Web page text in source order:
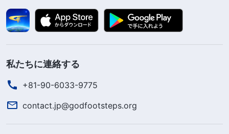
私たちに連絡する
+81-90-6033-9775
contact.jp@godfootsteps.org